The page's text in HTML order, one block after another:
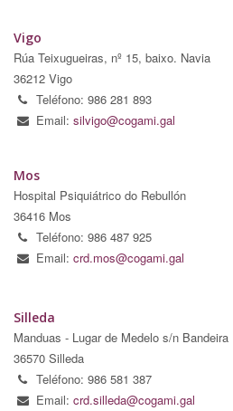
Vigo
Rúa Teixugueiras, nº 15, baixo. Navia
36212 Vigo
Teléfono: 986 281 893
Email: silvigo@cogami.gal
Mos
Hospital Psiquiátrico do Rebullón
36416 Mos
Teléfono: 986 487 925
Email: crd.mos@cogami.gal
Silleda
Manduas - Lugar de Medelo s/n Bandeira
36570 Silleda
Teléfono: 986 581 387
Email: crd.silleda@cogami.gal